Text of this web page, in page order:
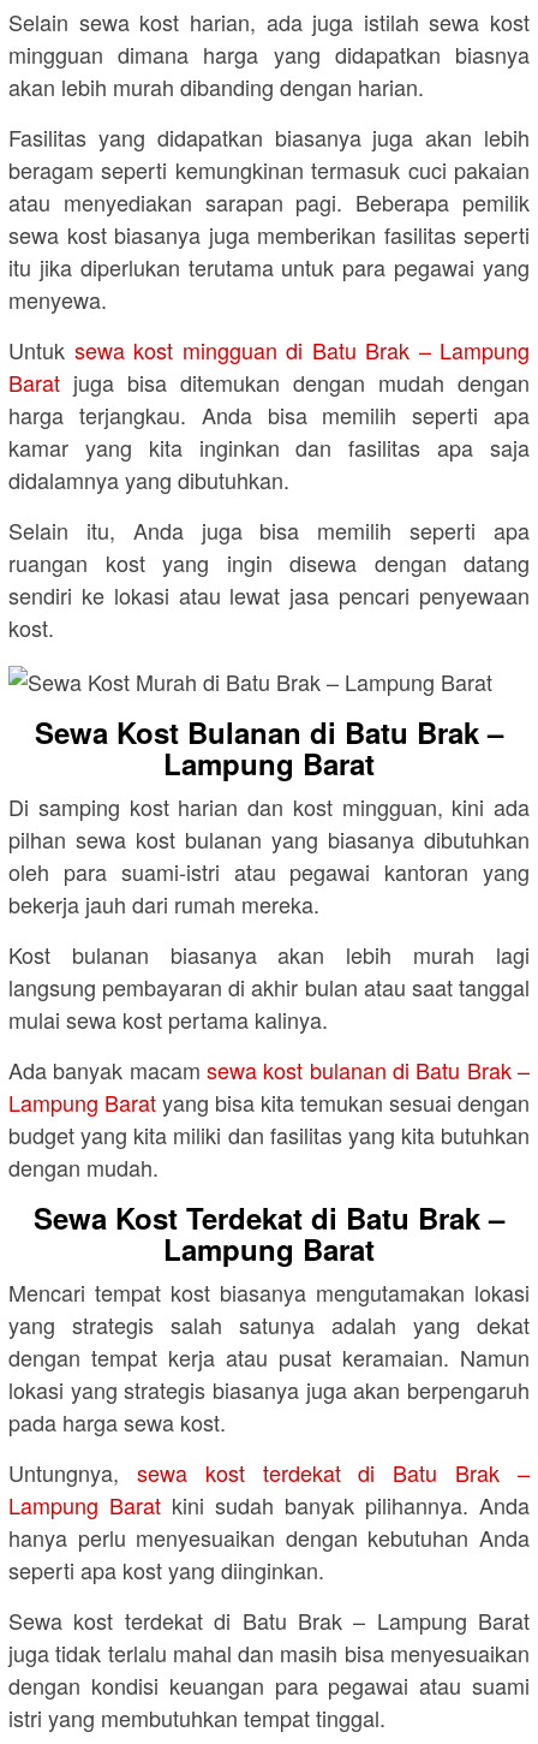
Selain sewa kost harian, ada juga istilah sewa kost
mingguan dimana harga yang didapatkan biasnya
akan lebih murah dibanding dengan harian.
Fasilitas yang didapatkan biasanya juga akan lebih
beragam seperti kemungkinan termasuk cuci pakaian
atau menyediakan sarapan pagi. Beberapa pemilik
sewa kost biasanya juga memberikan fasilitas seperti
itu jika diperlukan terutama untuk para pegawai yang
menyewa.
Untuk sewa kost mingguan di Batu Brak – Lampung
Barat juga bisa ditemukan dengan mudah dengan
harga terjangkau. Anda bisa memilih seperti apa
kamar yang kita inginkan dan fasilitas apa saja
didalamnya yang dibutuhkan.
Selain itu, Anda juga bisa memilih seperti apa
ruangan kost yang ingin disewa dengan datang
sendiri ke lokasi atau lewat jasa pencari penyewaan
kost.
Sewa Kost Bulanan di Batu Brak –
Lampung Barat
Di samping kost harian dan kost mingguan, kini ada
pilhan sewa kost bulanan yang biasanya dibutuhkan
oleh para suami-istri atau pegawai kantoran yang
bekerja jauh dari rumah mereka.
Kost bulanan biasanya akan lebih murah lagi
langsung pembayaran di akhir bulan atau saat tanggal
mulai sewa kost pertama kalinya.
Ada banyak macam sewa kost bulanan di Batu Brak –
Lampung Baratyang bisa kita temukan sesuai dengan
budget yang kita miliki dan fasilitas yang kita butuhkan
dengan mudah.
Sewa Kost Terdekat di Batu Brak –
Lampung Barat
Mencari tempat kost biasanya mengutamakan lokasi
yang strategis salah satunya adalah yang dekat
dengan tempat kerja atau pusat keramaian. Namun
lokasi yang strategis biasanya juga akan berpengaruh
pada harga sewa kost.
Untungnya, sewa kost terdekat di Batu Brak –
Lampung Barat kini sudah banyak pilihannya. Anda
hanya perlu menyesuaikan dengan kebutuhan Anda
seperti apa kost yang diinginkan.
Sewa kost terdekat di Batu Brak – Lampung Barat
juga tidak terlalu mahal dan masih bisa menyesuaikan
dengan kondisi keuangan para pegawai atau suami
istri yang membutuhkan tempat tinggal.